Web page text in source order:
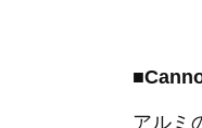
アルミ